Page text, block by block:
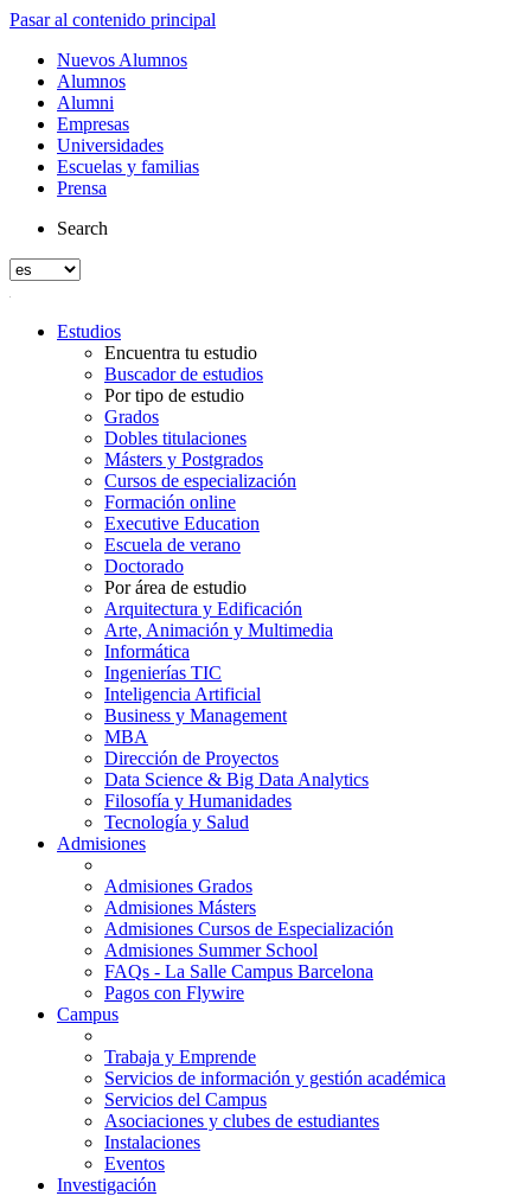
Pasar al contenido principal
Nuevos Alumnos
Alumnos
Alumni
Empresas
Universidades
Escuelas y familias
Prensa
Search
Estudios
Encuentra tu estudio
Buscador de estudios
Por tipo de estudio
Grados
Dobles titulaciones
Másters y Postgrados
Cursos de especialización
Formación online
Executive Education
Escuela de verano
Doctorado
Por área de estudio
Arquitectura y Edificación
Arte, Animación y Multimedia
Informática
Ingenierías TIC
Inteligencia Artificial
Business y Management
MBA
Dirección de Proyectos
Data Science & Big Data Analytics
Filosofía y Humanidades
Tecnología y Salud
Admisiones
Admisiones Grados
Admisiones Másters
Admisiones Cursos de Especialización
Admisiones Summer School
FAQs - La Salle Campus Barcelona
Pagos con Flywire
Campus
Trabaja y Emprende
Servicios de información y gestión académica
Servicios del Campus
Asociaciones y clubes de estudiantes
Instalaciones
Eventos
Investigación